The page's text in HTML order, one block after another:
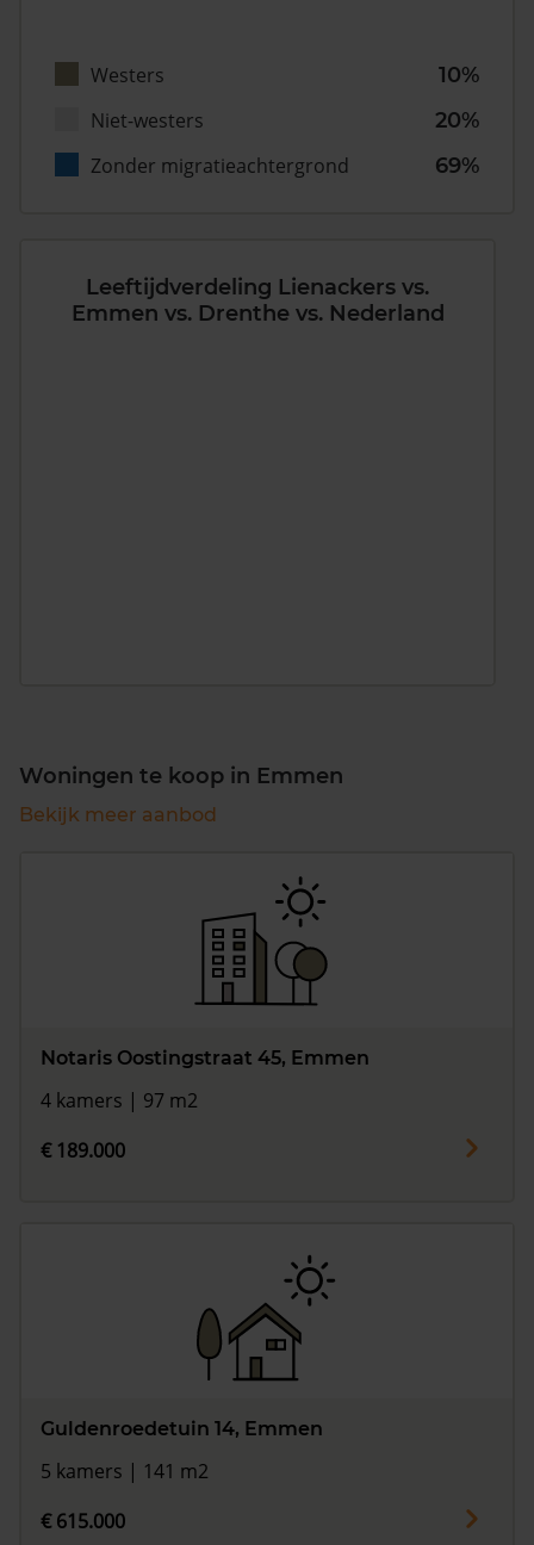
Westers
10%
Niet-westers
20%
Zonder migratieachtergrond
69%
Leeftijdverdeling Lienackers vs.
Emmen vs. Drenthe vs. Nederland
Woningen te koop in Emmen
Bekijk meer aanbod
Notaris Oostingstraat 45, Emmen
4 kamers | 97 m2
€ 189.000
Guldenroedetuin 14, Emmen
5 kamers | 141 m2
€ 615.000